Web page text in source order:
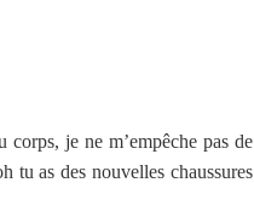
je ne m’empêche pas de
tu as des nouvelles chaussures